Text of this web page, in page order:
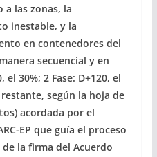
las zonas, la
inestable, y la
en contenedores del
secuencial y en
el 30%; 2 Fase: D+120, el
restante, según la hoja de
acordada por el
EP que guía el proceso
la firma del Acuerdo